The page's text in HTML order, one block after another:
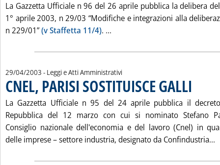
La Gazzetta Ufficiale n 96 del 26 aprile pubblica la delibera
1° aprile 2003, n 29/03 “Modifiche e integrazioni alla
n 229/01”(v Staffetta 11/4). ...
29/04/2003 - Leggi e Atti Amministrativi
CNEL, PARISI SOSTITUISCE GALLI
La Gazzetta Ufficiale n 95 del 24 aprile pubblica il
Repubblica del 12 marzo con cui si nominato Stefano
Consiglio nazionale dell'economia e del lavoro (Cnel) in
delle imprese – settore industria, designato da Confindustria...